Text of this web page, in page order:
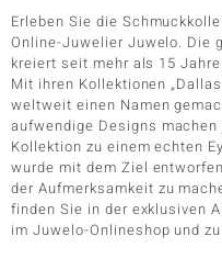
Erleben Sie die
Online-Juwelier Juwelo. Die
kreiert seit mehr als 15
Mit ihren Kollektionen
weltweit einen Namen
aufwendige Designs
Kollektion zu einem echten
wurde mit dem Ziel
der Aufmerksamkeit zu
finden Sie in der exklusiven
im Juwelo-Onlineshop und